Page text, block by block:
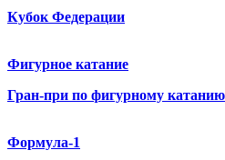
Кубок Федерации
Фигурное катание
Гран-при по фигурному катанию
Формула-1